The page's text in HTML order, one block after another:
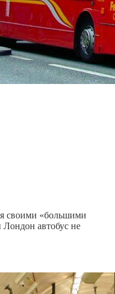
своими «большими
автобус не